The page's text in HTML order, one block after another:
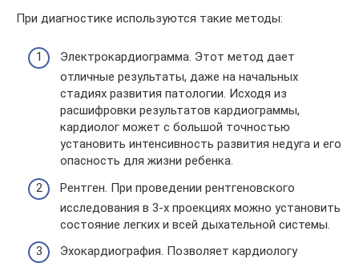
При диагностике используются такие методы:
Электрокардиограмма. Этот метод дает
отличные результаты, даже на начальных
стадиях развития патологии. Исходя из
расшифровки результатов кардиограммы,
кардиолог может с большой точностью
установить интенсивность развития недуга и его
опасность для жизни ребенка.
Рентген. При проведении рентгеновского
исследования в 3-х проекциях можно установить
состояние легких и всей дыхательной системы.
Эхокардиография. Позволяет кардиологу